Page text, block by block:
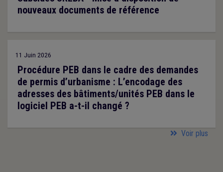
nouveaux documents de référence
11 Juin 2026
Procédure PEB dans le cadre des demandes
de permis d’urbanisme : L’encodage des
adresses des bâtiments/unités PEB dans le
logiciel PEB a-t-il changé ?
Voir plus